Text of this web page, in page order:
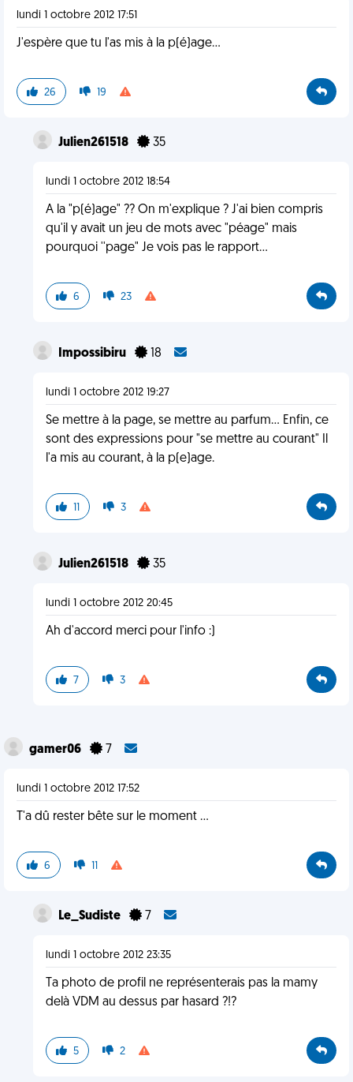
lundi 1 octobre 2012 17:51
J'espère que tu l'as mis à la p(é)age...
26 19
Julien261518 35
lundi 1 octobre 2012 18:54
A la "p(é)age" ?? On m'explique ? J'ai bien compris
qu'il y avait un jeu de mots avec "péage" mais
pourquoi ''page" Je vois pas le rapport...
6 23
Impossibiru 18
lundi 1 octobre 2012 19:27
Se mettre à la page, se mettre au parfum... Enfin, ce
sont des expressions pour "se mettre au courant" Il
l'a mis au courant, à la p(e)age.
11 3
Julien261518 35
lundi 1 octobre 2012 20:45
Ah d'accord merci pour l'info :)
7 3
gamer06 7
lundi 1 octobre 2012 17:52
T'a dû rester bête sur le moment ...
6 11
Le_Sudiste 7
lundi 1 octobre 2012 23:35
Ta photo de profil ne représenterais pas la mamy
delà VDM au dessus par hasard ?!?
5 2